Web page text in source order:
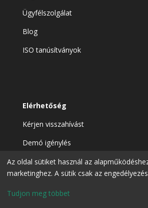
Ügyfélszolgálat
Blog
ISO tanúsítványok
Elérhetőség
Kérjen visszahívást
Demó igénylés
Elérhetőségeink
Az oldal sütiket használ az
marketinghez. A sütik csak az
Tudjon meg többet